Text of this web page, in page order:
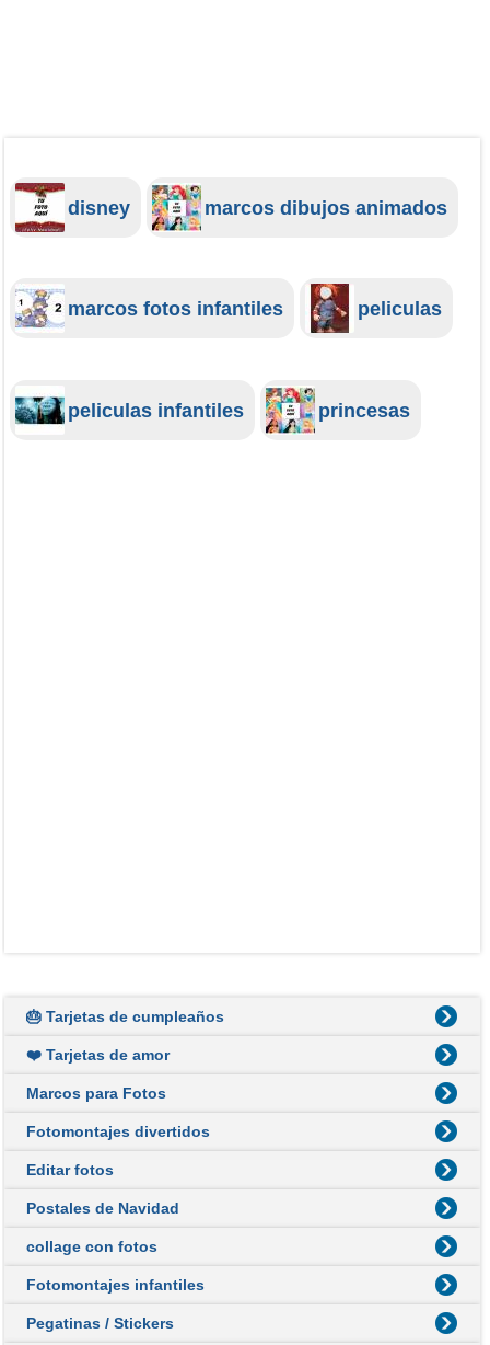
disney marcos dibujos animados
marcos fotos infantiles peliculas
peliculas infantiles princesas
🎂 Tarjetas de cumpleaños
❤️ Tarjetas de amor
Marcos para Fotos
Fotomontajes divertidos
Editar fotos
Postales de Navidad
collage con fotos
Fotomontajes infantiles
Pegatinas / Stickers